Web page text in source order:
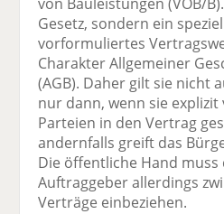
Gesetz, sondern ein
vorformuliertes
Charakter Allgemeiner
(AGB). Daher gilt sie nicht
nur dann, wenn sie
Parteien in den Vertrag
andernfalls greift das
Die öffentliche Hand muss
Auftraggeber allerdings
Verträge einbeziehen.